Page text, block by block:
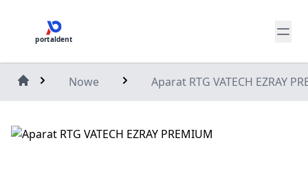
portaldent
Nowe Aparat RTG VATECH EZRAY